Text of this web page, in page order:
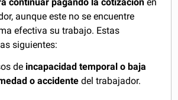
aunque este no se encuentre
efectiva su trabajo. Estas
siguientes:
de incapacidad temporal o baja
o accidente del trabajador.